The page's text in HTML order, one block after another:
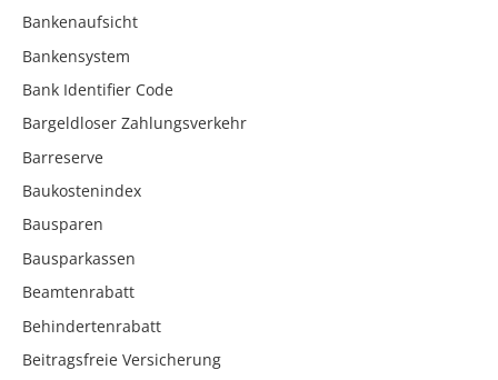
Bankenaufsicht
Bankensystem
Bank Identifier Code
Bargeldloser Zahlungsverkehr
Barreserve
Baukostenindex
Bausparen
Bausparkassen
Beamtenrabatt
Behindertenrabatt
Beitragsfreie Versicherung